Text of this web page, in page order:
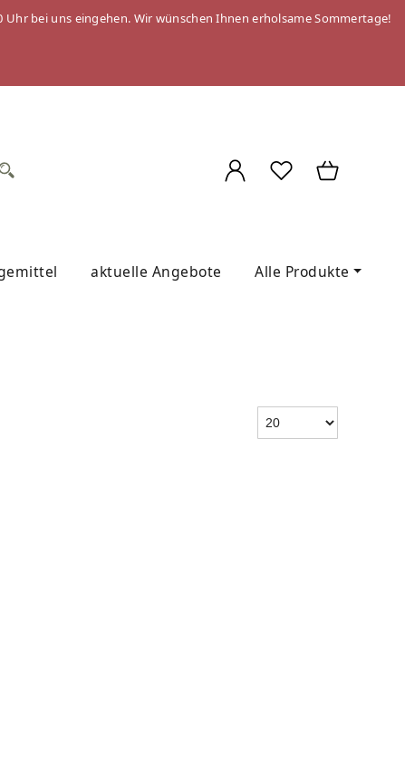
Uhr bei uns eingehen. Wir wünschen Ihnen erholsame Sommertage!
aktuelle Angebote Alle Produkte